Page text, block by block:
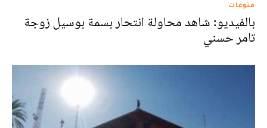
منوعات
بالفيديو: شاهد محاولة انتحار بسمة بوسيل زوجة
تامر حسني